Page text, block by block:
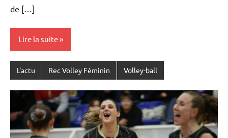
de […]
Lire la suite
L'actu Rec Volley Féminin Volley-ball